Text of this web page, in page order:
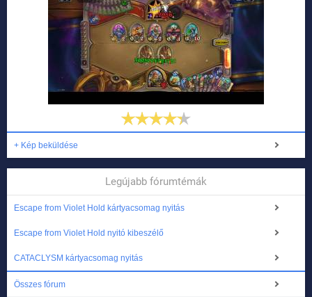
+ Kép beküldése
Legújabb fórumtémák
Escape from Violet Hold kártyacsomag nyitás
Escape from Violet Hold nyitó kibeszélő
CATACLYSM kártyacsomag nyitás
Összes fórum